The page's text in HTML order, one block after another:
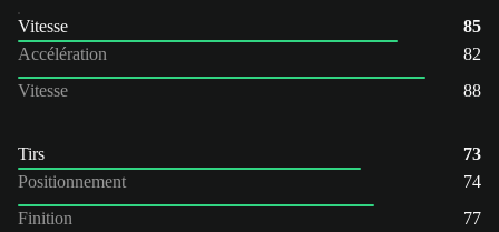
Vitesse
85
Accélération
82
Vitesse
88
Tirs
73
Positionnement
74
Finition
77